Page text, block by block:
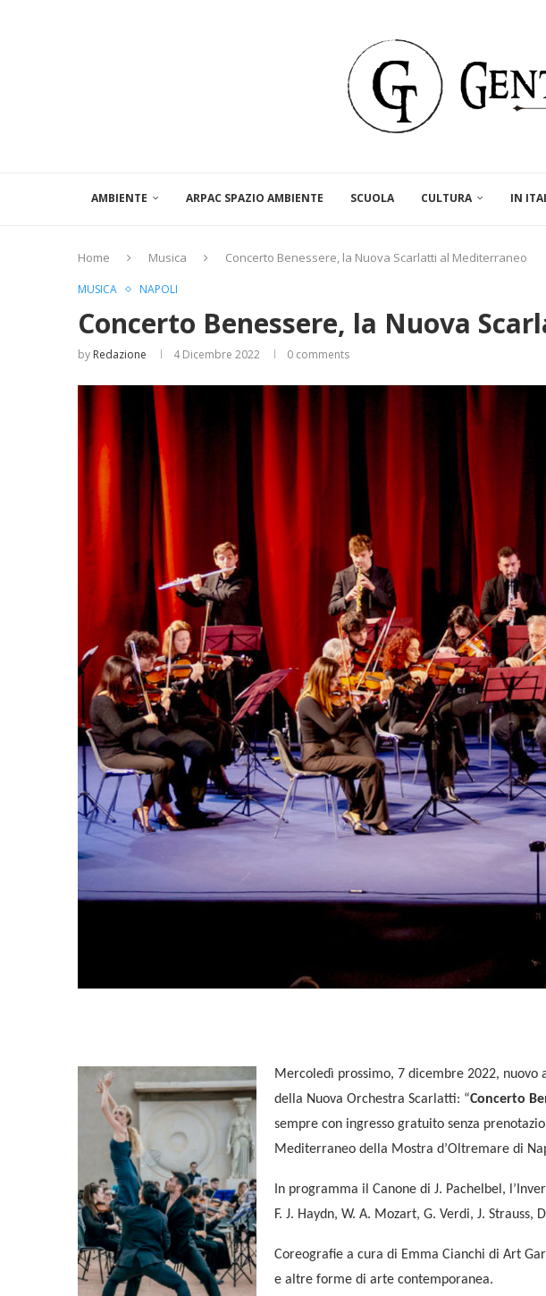
AMBIENTE ARPAC SPAZIO AMBIENTE SCUOLA CULTURA IN
Home Musica Concerto Benessere, la Nuova Scarlatti al Mediterraneo
MUSICA NAPOLI
Concerto Benessere, la Nuova
by Redazione 4 Dicembre 2022 0 comments
Mercoledì prossimo, 7 dicembre 2022, nuovo
della Nuova Orchestra Scarlatti: “Concerto
sempre con ingresso gratuito senza
Mediterraneo della Mostra d’Oltremare di
In programma il Canone di J. Pachelbel,
F. J. Haydn, W. A. Mozart, G. Verdi, J. Strauss,
Coreografie a cura di Emma Cianchi di Art
e altre forme di arte contemporanea.